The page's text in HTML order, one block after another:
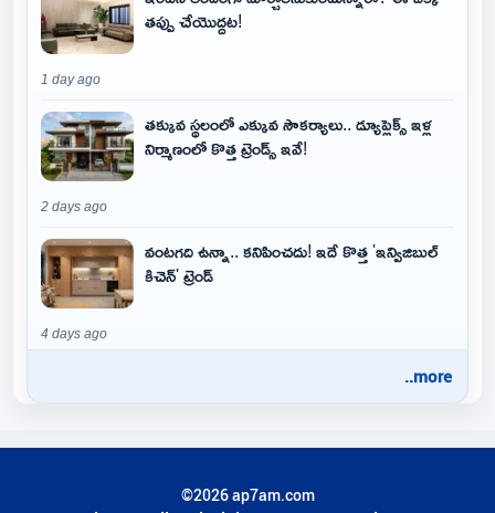
తప్పు చేయొద్దట!
1 day ago
తక్కువ స్థలంలో ఎక్కువ సౌకర్యాలు.. డ్యూప్లెక్స్ ఇళ్ల
నిర్మాణంలో కొత్త ట్రెండ్స్ ఇవే!
2 days ago
వంటగది ఉన్నా.. కనిపించదు! ఇదే కొత్త 'ఇన్విజిబుల్
కిచెన్' ట్రెండ్
4 days ago
..more
©2026 ap7am.com